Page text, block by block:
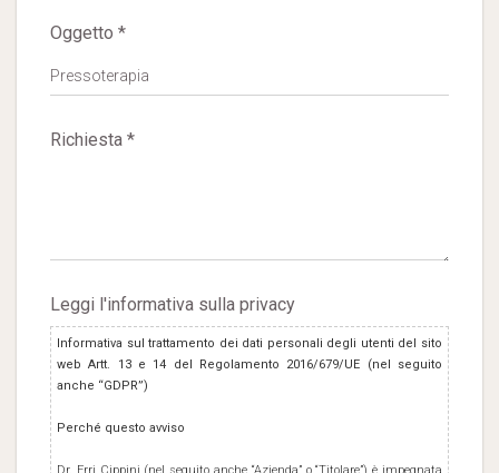
Oggetto *
Richiesta *
Leggi l'informativa sulla privacy
Informativa sul trattamento dei dati personali degli utenti del sito
web Artt. 13 e 14 del Regolamento 2016/679/UE (nel seguito
anche “GDPR”)
Perché questo avviso